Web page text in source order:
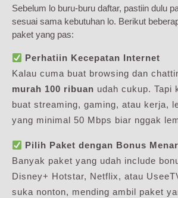
Sebelum lo buru-buru daftar, pastiin dulu
sesuai sama kebutuhan lo. Berikut
paket yang pas:
Perhatiin Kecepatan Internet
Kalau cuma buat browsing dan
murah 100 ribuan udah cukup. Tapi
buat streaming, gaming, atau kerja,
yang minimal 50 Mbps biar nggak
Pilih Paket dengan Bonus
Banyak paket yang udah include
Disney+ Hotstar, Netflix, atau
suka nonton, mending ambil paket